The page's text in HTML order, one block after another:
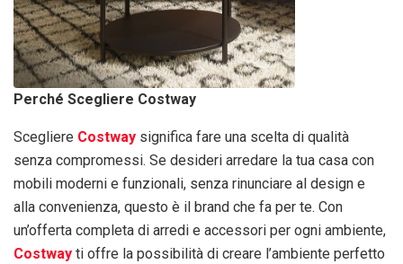
Perché Scegliere Costway
Scegliere Costway significa fare una scelta di qualità
senza compromessi. Se desideri arredare la tua casa con
mobili moderni e funzionali, senza rinunciare al design e
alla convenienza, questo è il brand che fa per te. Con
un’offerta completa di arredi e accessori per ogni ambiente,
Costway ti offre la possibilità di creare l’ambiente perfetto